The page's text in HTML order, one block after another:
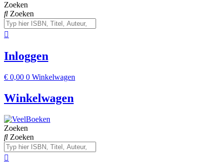
Zoeken
Zoeken
Inloggen
€ 0,00 0 Winkelwagen
Winkelwagen
Zoeken
Zoeken